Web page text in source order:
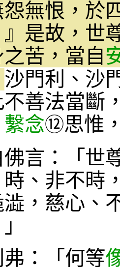
無恨，於
是故，世
苦，當自
沙門利、沙
善法當斷
繫念⑫思惟
言：「世
、非不時
，慈心、
：「何等